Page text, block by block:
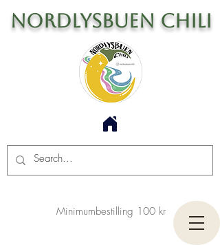
Minimumbestilling 100 kr
Nordlysbuen Chili